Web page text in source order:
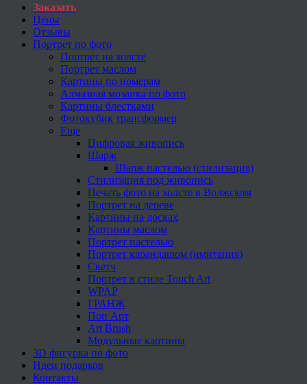
Заказать
Цены
Отзывы
Портрет по фото
Портрет на холсте
Портрет маслом
Картины по номерам
Алмазная мозаика по фото
Картины блестками
Фотокубик трансформер
Еще
Цифровая живопись
Шарж
Шарж пастелью (стилизация)
Стилизация под живопись
Печать фото на холсте в Волжском
Портрет на дереве
Картины на досках
Картины маслом
Портрет пастелью
Портрет карандашом (имитация)
Скетч
Портрет в стиле Touch Art
WPAP
ГРАНЖ
Поп Арт
Art Brush
Модульные картины
3D фигурка по фото
Идеи подарков
Контакты